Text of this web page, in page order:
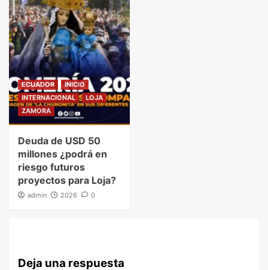
ECUADOR
INICIO
INTERNACIONAL
LOJA
ZAMORA
Deuda de USD 50
millones ¿podrá en
riesgo futuros
proyectos para Loja?
admin 2026 0
Deja una respuesta